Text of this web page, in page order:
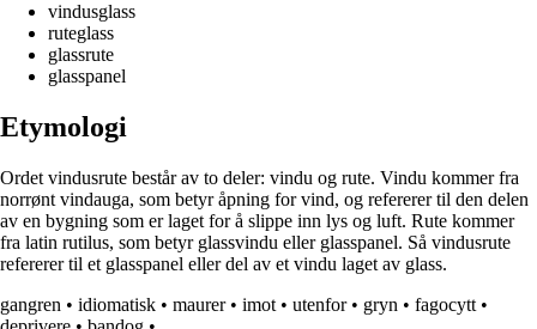
vindusglass
ruteglass
glassrute
glasspanel
Etymologi
Ordet vindusrute består av to deler: vindu og rute. Vindu kommer fra
norrønt vindauga, som betyr åpning for vind, og refererer til den delen
av en bygning som er laget for å slippe inn lys og luft. Rute kommer
fra latin rutilus, som betyr glassvindu eller glasspanel. Så vindusrute
refererer til et glasspanel eller del av et vindu laget av glass.
gangren • idiomatisk • maurer• imot • utenfor• gryn • fagocytt •